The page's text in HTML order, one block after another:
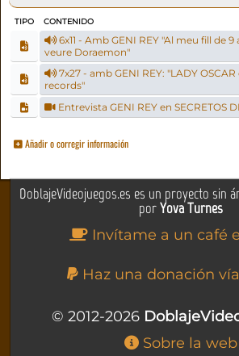
TIPO CONTENIDO
6x11 - Amb GENI REY "Al meu fill de
veure Doraemon"
7x27 - amb GENI REY: "LADY
records"
Entrevista GENI REY en SECRETOS
Añadir o corregir información
DoblajeVideojuegos.es es un proyecto sin
porYova Turnes
Invítame a un café
Haz una donación
© 2012-2026
Sobre la web